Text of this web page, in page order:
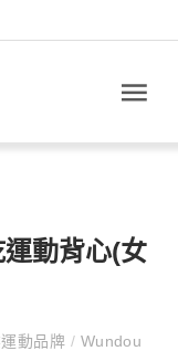
動背心(女
動品牌 / Wundou